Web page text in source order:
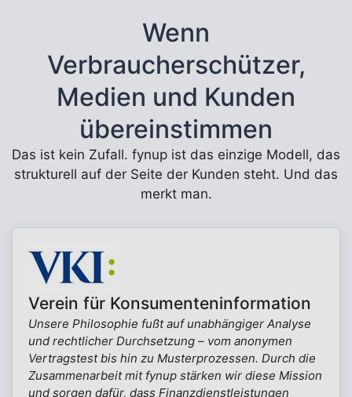
Wenn
Verbraucherschützer,
Medien und Kunden
übereinstimmen
Das ist kein Zufall. fynup ist das einzige Modell, das
strukturell auf der Seite der Kunden steht. Und das
merkt man.
Verein für Konsumenteninformation
Unsere Philosophie fußt auf unabhängiger Analyse
und rechtlicher Durchsetzung – vom anonymen
Vertragstest bis hin zu Musterprozessen. Durch die
Zusammenarbeit mit fynup stärken wir diese Mission
und sorgen dafür, dass Finanzdienstleistungen